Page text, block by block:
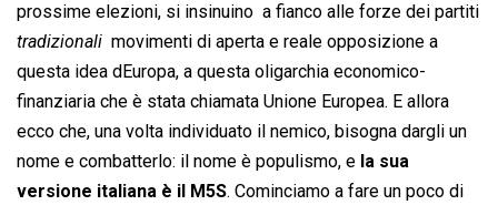
prossime elezioni, si insinuino  a fianco alle forze dei partiti
tradizionali   movimenti di aperta e reale opposizione a
questa idea dEuropa, a questa oligarchia economico-
finanziaria che è stata chiamata Unione Europea. E allora
ecco che, una volta individuato il nemico, bisogna dargli un
nome e combatterlo: il nome è populismo, e la sua
versione italiana è il M5S. Cominciamo a fare un poco di